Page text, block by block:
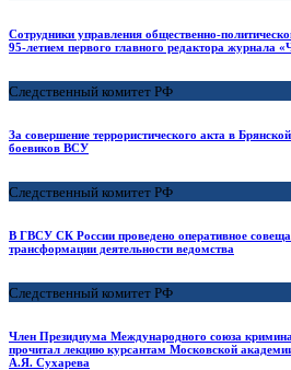
Сотрудники управления общественно-
95-летием первого главного редактора журнала
Следственный комитет РФ
За совершение террористического акта в
боевиков ВСУ
Следственный комитет РФ
В ГВСУ СК России проведено оперативное
трансформации деятельности ведомства
Следственный комитет РФ
Член Президиума Международного союза
прочитал лекцию курсантам Московской
А.Я. Сухарева